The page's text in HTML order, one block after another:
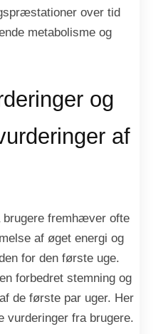
over tid
metabolisme og
og
af
fremhæver ofte
af øget energi og
for den første uge.
forbedret stemning og
de første par uger. Her
vurderinger fra brugere.